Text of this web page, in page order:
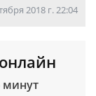
2018 г. 22:04
минут